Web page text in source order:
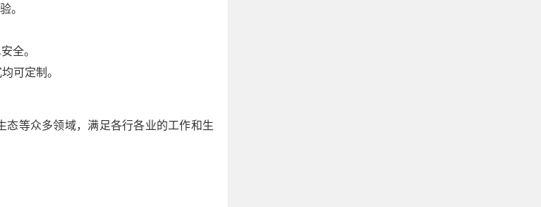
。
全。
可定制。
等众多领域，满足各行各业的工作和生